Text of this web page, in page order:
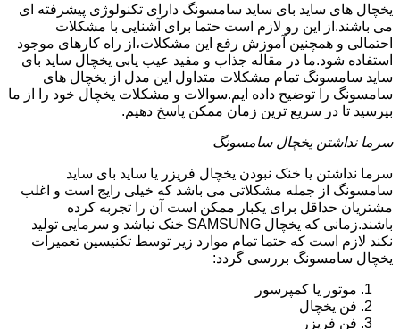
یخچال های ساید بای ساید سامسونگ دارای تکنولوژی پیشرفته ای
می باشند.از این رو لازم است حتما برای آشنایی با مشکلات
احتمالی و همچنین آموزش رفع این مشکلات،از راه کارهای موجود
استفاده شود.ما در مقاله جذاب و مفید عیب یابی یخچال ساید بای
ساید سامسونگ تمام مشکلات متداول این مدل از یخچال های
سامسونگ را توضیح داده ایم.سوالات و مشکلات یخچال خود را از ما
بپرسید تا در سریع ترین زمان ممکن پاسخ دهیم.
سرما نداشتن یخچال سامسونگ
سرما نداشتن یا خنک نبودن یخچال فریزر یا ساید بای ساید
سامسونگ از جمله مشکلاتی می باشد که خیلی رایج است و اغلب
مشتریان حداقل برای یکبار ممکن است آن را تجربه کرده
باشند.زمانی که یخچال SAMSUNG خنک نباشد و سرمایی تولید
نکند لازم است که حتما تمام موارد زیر توسط تکنیسین تعمیرات
یخچال سامسونگ بررسی گردد:
موتور یا کمپرسور
فن یخچال
فن فریزر